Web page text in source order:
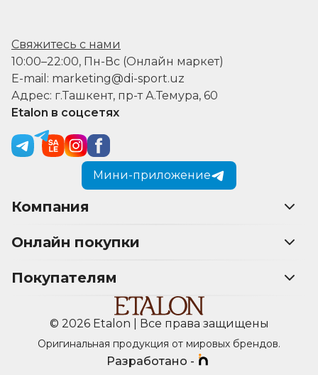
Свяжитесь с нами
10:00–22:00, Пн-Вс (Онлайн маркет)
E-mail: marketing@di-sport.uz
Адрес: г.Ташкент, пр-т А.Темура, 60
Etalon в соцсетях
Мини-приложение
Компания
Онлайн покупки
Покупателям
© 2026 Etalon | Все права защищены
Оригинальная продукция от мировых брендов.
Разработано -